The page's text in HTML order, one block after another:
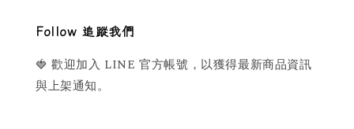
Follow 追蹤我們
🍓 歡迎加入 LINE 官方帳號，以獲得最新商品資訊
與上架通知。